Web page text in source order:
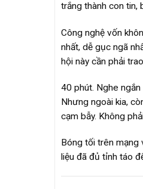
trắng thành con tin,
Công nghệ vốn
nhất, dễ gục ngã
hội này cần phải
40 phút. Nghe
Nhưng ngoài kia,
cạm bẫy. Không
Bóng tối trên mạng
liệu đã đủ tỉnh táo